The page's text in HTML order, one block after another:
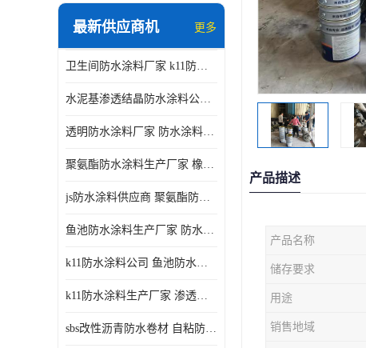
最新供应商机 更多
卫生间防水涂料厂家 k11防水涂料
水泥基渗透结晶防水涂料公司 室外防水涂料
透明防水涂料厂家 防水涂料屋顶
聚氨酯防水涂料生产厂家 橡胶沥青防水涂料
js防水涂料供应商 聚氨酯防水涂料
鱼池防水涂料生产厂家 防水涂料
k11防水涂料公司 鱼池防水涂料
k11防水涂料生产厂家 渗透结晶防水涂料
sbs改性沥青防水卷材 自粘防水卷材厂家
产品描述
产品名称
储存要求
用途
销售地域